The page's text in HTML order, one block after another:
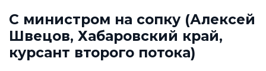
С министром на сопку (Алексей
Швецов, Хабаровский край,
курсант второго потока)